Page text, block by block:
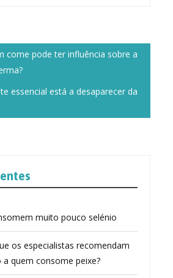
come pode ter influência sobre a
essencial está a desaparecer da
muito pouco selénio
os especialistas recomendam
quem consome peixe?